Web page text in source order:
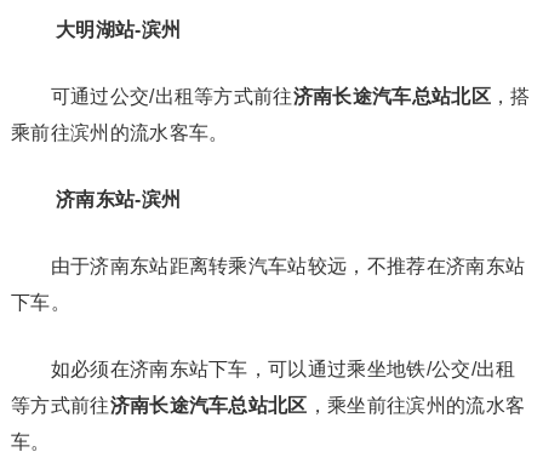
大明湖站-滨州
可通过公交/出租等方式前往济南长途汽车总站北区，搭
乘前往滨州的流水客车。
济南东站-滨州
由于济南东站距离转乘汽车站较远，不推荐在济南东站
下车。
如必须在济南东站下车，可以通过乘坐地铁/公交/出租
等方式前往济南长途汽车总站北区 ，乘坐前往滨州的流水客
车。